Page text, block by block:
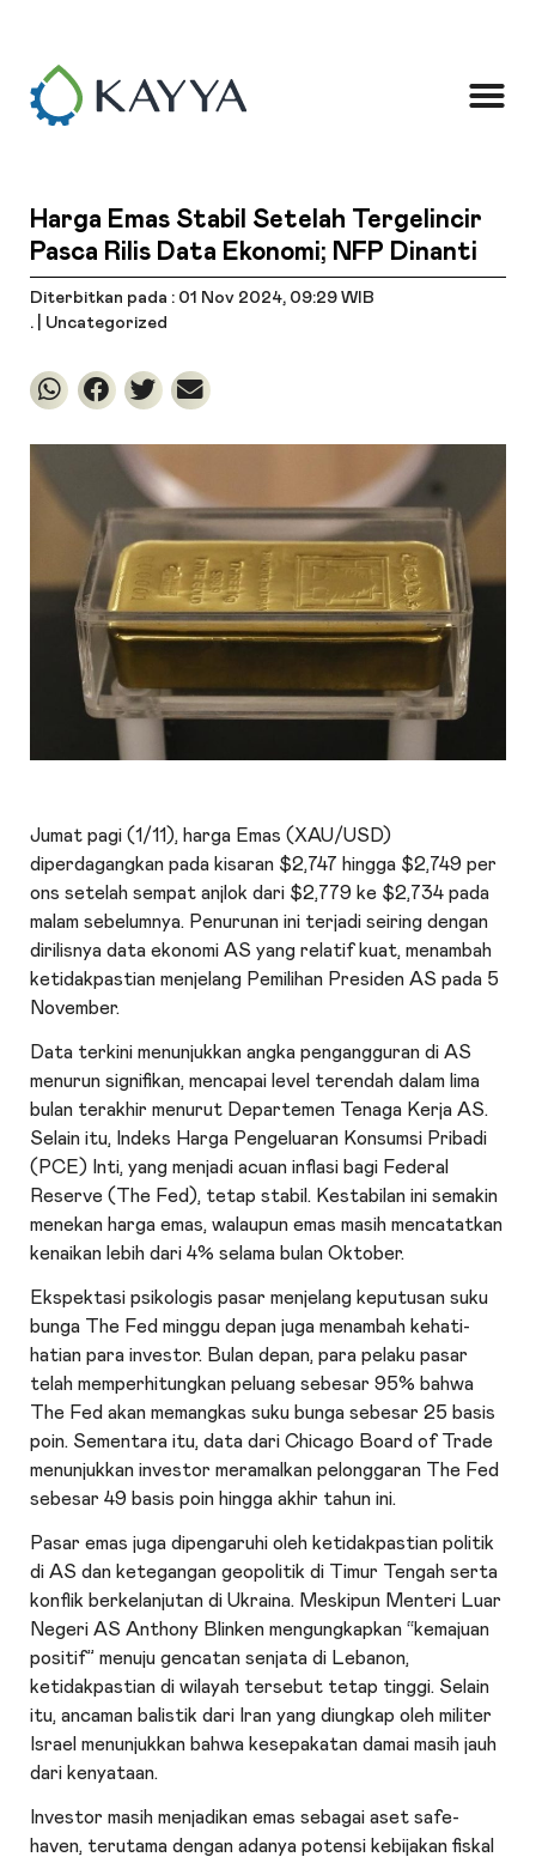
Harga Emas Stabil Setelah Tergelincir
Pasca Rilis Data Ekonomi; NFP Dinanti
Diterbitkan pada : 01 Nov 2024, 09:29 WIB
. |
Uncategorized
Jumat pagi (1/11), harga Emas ( XAU/USD)
diperdagangkan pada kisaran $2,747 hingga $2,749 per
ons setelah sempat anjlok dari $2,779 ke $2,734 pada
malam sebelumnya. Penurunan ini terjadi seiring dengan
dirilisnya data ekonomi AS yang relatif kuat, menambah
ketidakpastian menjelang Pemilihan Presiden AS pada 5
November.
Data terkini menunjukkan angka pengangguran di AS
menurun signifikan, mencapai level terendah dalam lima
bulan terakhir menurut Departemen Tenaga Kerja AS.
Selain itu, Indeks Harga Pengeluaran Konsumsi Pribadi
(PCE) Inti, yang menjadi acuan inflasi bagi Federal
Reserve (The Fed), tetap stabil. Kestabilan ini semakin
menekan harga emas, walaupun emas masih mencatatkan
kenaikan lebih dari 4% selama bulan Oktober.
Ekspektasi psikologis pasar menjelang keputusan suku
bunga The Fed minggu depan juga menambah kehati-
hatian para investor. Bulan depan, para pelaku pasar
telah memperhitungkan peluang sebesar 95% bahwa
The Fed akan memangkas suku bunga sebesar 25 basis
poin. Sementara itu, data dari Chicago Board of Trade
menunjukkan investor meramalkan pelonggaran The Fed
sebesar 49 basis poin hingga akhir tahun ini.
Pasar emas juga dipengaruhi oleh ketidakpastian politik
di AS dan ketegangan geopolitik di Timur Tengah serta
konflik berkelanjutan di Ukraina. Meskipun Menteri Luar
Negeri AS Anthony Blinken mengungkapkan “kemajuan
positif” menuju gencatan senjata di Lebanon,
ketidakpastian di wilayah tersebut tetap tinggi. Selain
itu, ancaman balistik dari Iran yang diungkap oleh militer
Israel menunjukkan bahwa kesepakatan damai masih jauh
dari kenyataan.
Investor masih menjadikan emas sebagai aset safe-
haven, terutama dengan adanya potensi kebijakan fiskal